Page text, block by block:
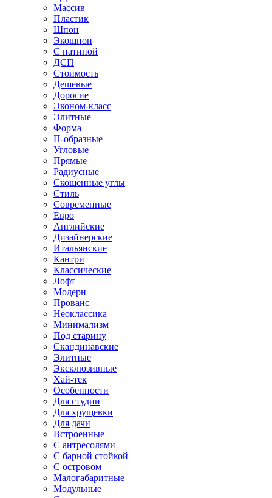
Массив
Пластик
Шпон
Экошпон
С патиной
ДСП
Стоимость
Дешевые
Дорогие
Эконом-класс
Элитные
Форма
П-образные
Угловые
Прямые
Радиусные
Скошенные углы
Стиль
Современные
Евро
Английские
Дизайнерские
Итальянские
Кантри
Классические
Лофт
Модерн
Прованс
Неоклассика
Минимализм
Под старину
Скандинавские
Элитные
Эксклюзивные
Хай-тек
Особенности
Для студии
Для хрущевки
Для дачи
Встроенные
С антресолями
С барной стойкой
С островом
Малогабаритные
Модульные